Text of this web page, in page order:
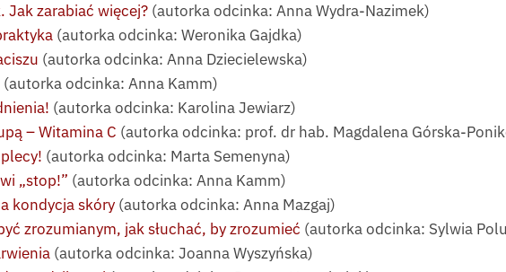
Jak zarabiać więcej? (autorka odcinka: Anna Wydra-Nazimek)
(autorka odcinka: Weronika Gajdka)
(autorka odcinka: Anna Dziecielewska)
(autorka odcinka: Anna Kamm)
(autorka odcinka: Karolina Jewiarz)
– Witamina C (autorka odcinka: prof. dr hab. Magdalena Górska-
(autorka odcinka: Marta Semenyna)
„stop!” (autorka odcinka: Anna Kamm)
kondycja skóry (autorka odcinka: Anna Mazgaj)
zrozumianym, jak słuchać, by zrozumieć (autorka odcinka: Sylwia
(autorka odcinka: Joanna Wyszyńska)